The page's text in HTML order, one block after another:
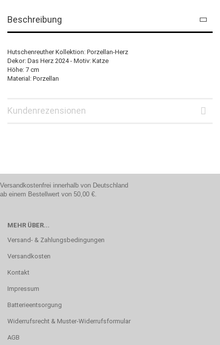
Beschreibung
Hutschenreuther Kollektion: Porzellan-Herz
Dekor: Das Herz 2024 - Motiv: Katze
Höhe: 7 cm
Material: Porzellan
Kundenrezensionen
Versandkostenfrei innerhalb von Deutschland
ab einem Bestellwert von 50,00 €.
MEHR ÜBER...
Versand- & Zahlungsbedingungen
Versandkosten
Kontakt
Impressum
Batterieentsorgung
Widerrufsrecht & Muster-Widerrufsformular
AGB